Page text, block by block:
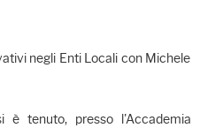
negli Enti Locali con Michele
tenuto, presso l'Accademia